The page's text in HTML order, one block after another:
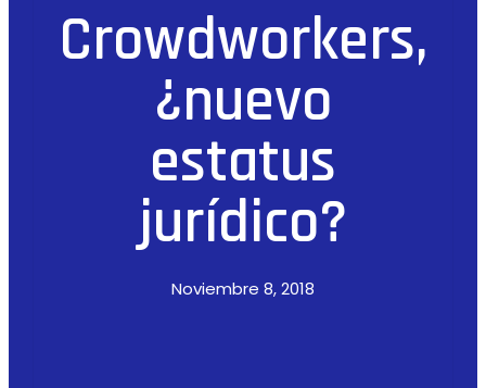
Crowdworkers,
¿nuevo
estatus
jurídico?
Noviembre 8, 2018